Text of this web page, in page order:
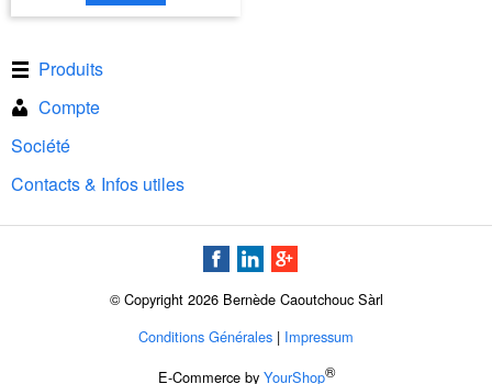
Produits
Compte
Société
Contacts & Infos utiles
© Copyright 2026 Bernède Caoutchouc Sàrl
Conditions Générales | Impressum
E-Commerce by YourShop®